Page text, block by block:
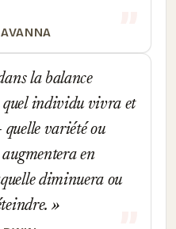
la balance
quel individu vivra et
variété ou
augmentera en
diminuera ou